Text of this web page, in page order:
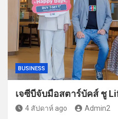
BUSINESS
เจซีบีจับมือสตาร์บัคส์ ชู
4 สัปดาห์ ago Admin2